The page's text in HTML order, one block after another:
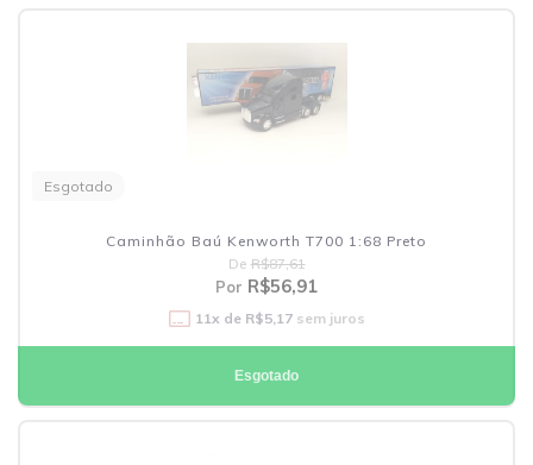
Esgotado
Caminhão Baú Kenworth T700 1:68 Preto
De R$87,61
Por R$56,91
11x de R$5,17sem juros
Esgotado